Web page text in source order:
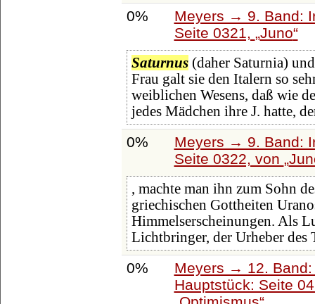
0%
Meyers → 9. Band:
Seite 0321,
Juno
Saturnus(daher Saturnia)
Frau galt sie den Italern so
weiblichen Wesens, daß wie
jedes Mädchen ihre J. hatte,
0%
Meyers → 9. Band:
Seite 0322, von
, machte man ihn zum Sohn
griechischen Gottheiten
Himmelserscheinungen. Als
Lichtbringer, der Urheber des
0%
Meyers → 12.
Hauptstück: Seite